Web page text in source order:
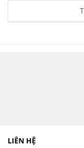
LIÊN HỆ